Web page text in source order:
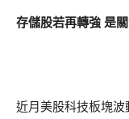
存儲股若再轉強 是
近月美股科技板塊